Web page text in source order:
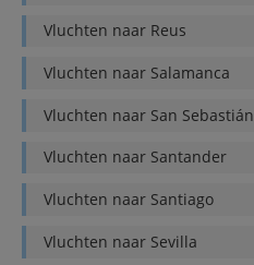
Vluchten naar Reus
Vluchten naar Salamanca
Vluchten naar San Sebastián
Vluchten naar Santander
Vluchten naar Santiago
Vluchten naar Sevilla